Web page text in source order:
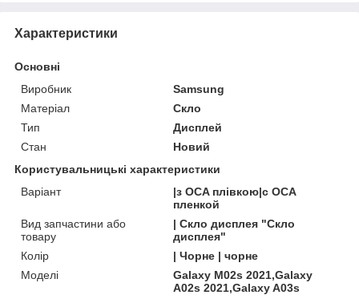
Характеристики
Основні
Виробник
Samsung
Матеріал
Скло
Тип
Дисплей
Стан
Новий
Користувальницькі характеристики
Варіант
|з OCA плівкою|с OCA
пленкой
Вид запчастини або
товару
| Скло дисплея "Скло
дисплея"
Колір
| Чорне | чорне
Моделі
Galaxy M02s 2021,Galaxy
A02s 2021,Galaxy A03s